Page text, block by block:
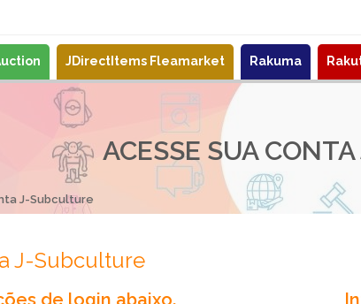
JDirectItems Fleamarket Rakuma
ACESSE SUA
J-Subculture
J-Subculture
de login abaixo.